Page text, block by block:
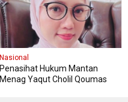
Nasional
Penasihat Hukum Mantan
Menag Yaqut Cholil Qoumas